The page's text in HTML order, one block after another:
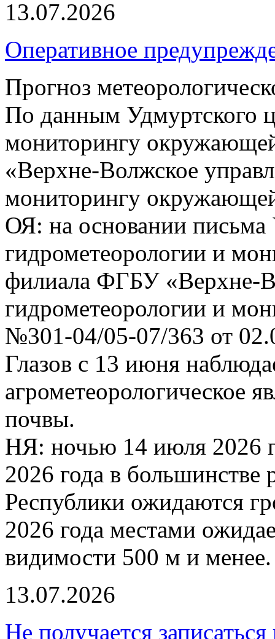
13.07.2026
Оперативное
Прогноз
По данным Удмуртского
мониторингу
«Верхне-Волжское
мониторингу
ОЯ: на основании письма
гидрометеорологии и
филиала ФГБУ «Верхне-
гидрометеорологии и
№301-04/05-07/363 от
Глазов с 13 июня
агрометеорологическое
почвы.
НЯ: ночью 14 июля 2026
2026 года в большинстве
Республики ожидаются
2026 года местами
видимости 500 м и менее.
13.07.2026
Не получается